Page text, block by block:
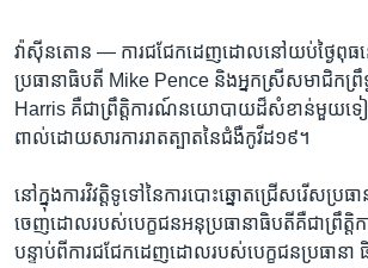
វ៉ាស៊ីនតោន — ការជជែក​ដេញ​ដោល​នៅ​យប់​ថ្ងៃ​ពុធ
ប្រធានាធិបតី​ Mike Pence និង​អ្នកស្រីសមាជិក​ព្រឹ
Harris គឺ​ជា​ព្រឹត្តិការណ៍​នយោបាយ​ដ៏​សំខាន់​មួយ​ទ
ពាល់ដោយសារ​ការ​រាតត្បាត​នៃ​ជំងឺ​កូវីដ១៩។
នៅក្នុង​ការវិវត្តិ​ទូទៅ​នៃ​ការបោះឆ្នោត​ជ្រើសរើស​ប្រធ
ចេញ​ដោល​របស់​បេក្ខជនអនុប្រធានាធិបតីគឺ​ជា​ព្រឹតិ្ត
បន្ទាប់​ពី​ការ​ជជែក​ដេញ​ដោល​របស់​បេក្ខជន​ប្រធាន